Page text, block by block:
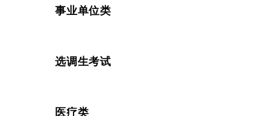
事业单位类
选调生考试
医疗类